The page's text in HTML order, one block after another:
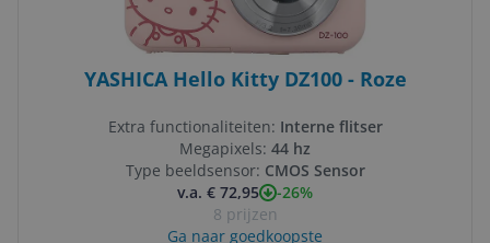
YASHICA Hello Kitty DZ100 - Roze
Extra functionaliteiten: Interne flitser
Megapixels: 44 hz
Type beeldsensor: CMOS Sensor
v.a. € 72,95
-26%
8 prijzen
Ga naar goedkoopste